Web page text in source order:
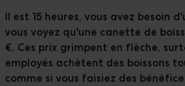
Il est 15 heures, vous avez besoin
vous voyez qu'une canette de
€. Ces prix grimpent en flèche,
employés achètent des boissons
comme si vous faisiez des